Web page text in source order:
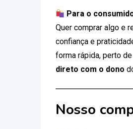
Para o
Quer comprar algo e
confiança e
forma rápida, perto
direto com o dono
Nosso